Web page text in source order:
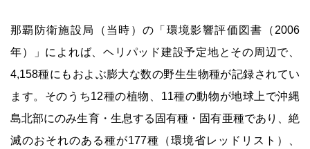
那覇防衛施設局（当時）の「環境影響評価図書（2006
年）」によれば、ヘリパッド建設予定地とその周辺で、
4,158種にもおよぶ膨大な数の野生生物種が記録されてい
ます。そのうち12種の植物、11種の動物が地球上で沖縄
島北部にのみ生育・生息する固有種・固有亜種であり、絶
滅のおそれのある種が177種（環境省レッドリスト）、